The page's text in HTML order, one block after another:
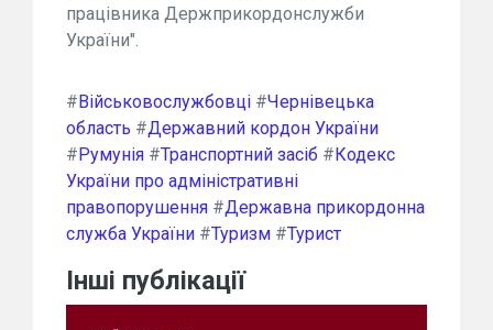
працівника Держприкордонслужби
України".
# Військовослужбовці #Чернівецька
область #Державний кордон України
# Румунія #Транспортний засіб # Кодекс
України про адміністративні
правопорушення #Державна прикордонна
служба України #Туризм #Турист
Інші публікації